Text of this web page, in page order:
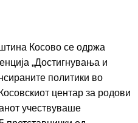
Косово се одржа
„Достигнувања и
политики во
центар за родови
учествуваше